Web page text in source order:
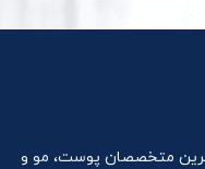
متخصصان پوست، مو و